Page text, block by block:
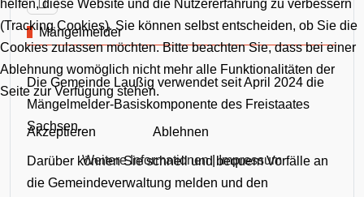
Mängelmelder
Die Gemeinde Laußig verwendet seit April 2024 die
Mängelmelder-Basiskomponente des Freistaates
Sachsen.
Darüber können Sie schnell und bequem Vorfälle an
die Gemeindeverwaltung melden und den
helfen, diese Website und die Nutzererfahrung zu verbessern
(Tracking Cookies). Sie können selbst entscheiden, ob Sie die
Cookies zulassen möchten. Bitte beachten Sie, dass bei einer
Ablehnung womöglich nicht mehr alle Funktionalitäten der
Seite zur Verfügung stehen.
Akzeptieren Ablehnen
Weitere Informationen|Impressum